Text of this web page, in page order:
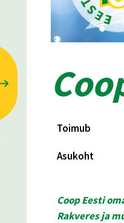
Toimub
Asukoht
Coop Eesti
Rakveres ja